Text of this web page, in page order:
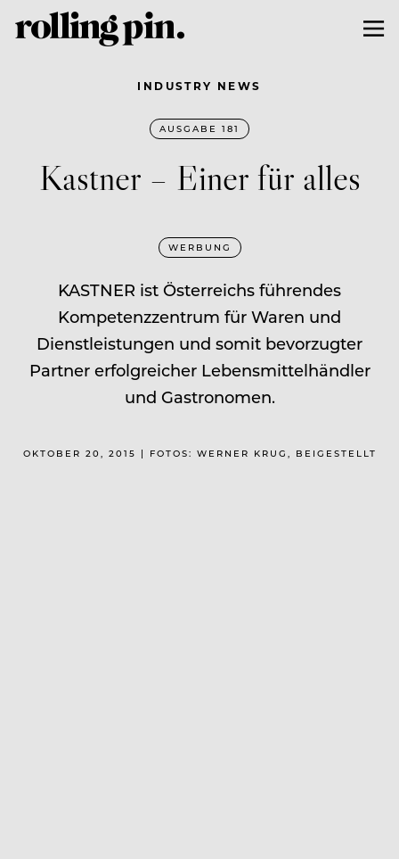
INDUSTRY NEWS
AUSGABE 181
Kastner – Einer für alles
WERBUNG
KASTNER ist Österreichs führendes
Kompetenzzentrum für Waren und
Dienstleistungen und somit bevorzugter
Partner erfolgreicher Lebensmittelhändler
und Gastronomen.
OKTOBER 20, 2015 | FOTOS: WERNER KRUG, BEIGESTELLT